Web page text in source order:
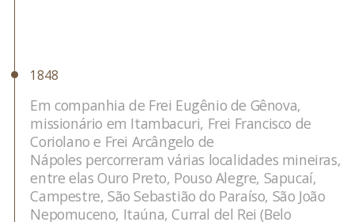
1848
Em companhia de Frei Eugênio de Gênova,
missionário em Itambacuri, Frei Francisco de
Coriolano e Frei Arcângelo de
Nápoles percorreram várias localidades mineiras,
entre elas Ouro Preto, Pouso Alegre, Sapucaí,
Campestre, São Sebastião do Paraíso, São João
Nepomuceno, Itaúna, Curral del Rei (Belo